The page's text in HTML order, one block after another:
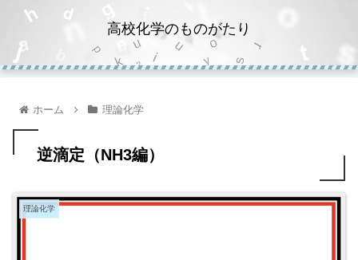
高校化学のものがたり
ホーム 理論化学
逆滴定（NH3編）
理論化学